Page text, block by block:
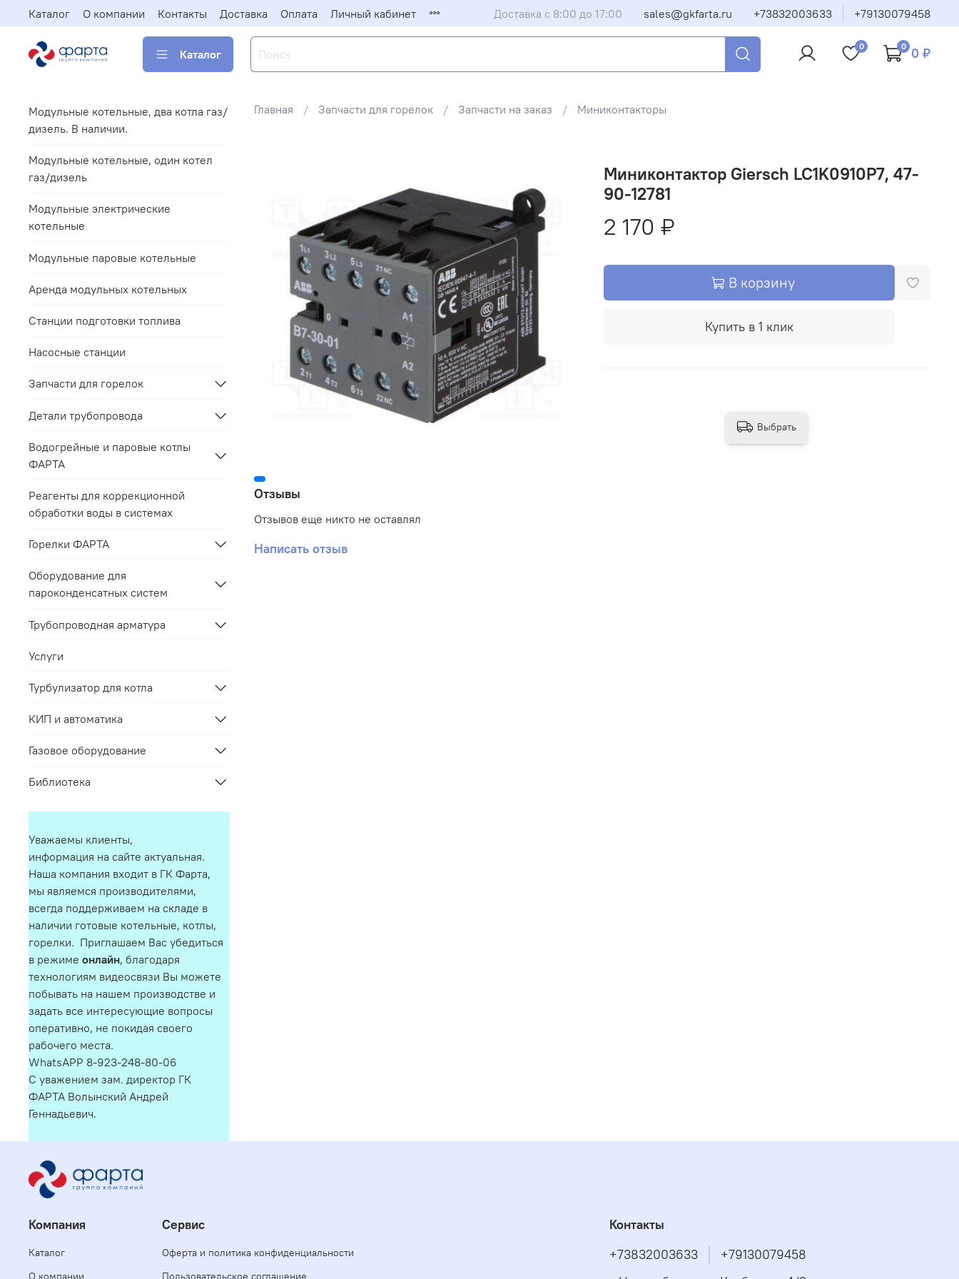
Каталог О компании Контакты Доставка Оплата Личный кабинет Доставка с 8:00 до 17:00 sales@gkfarta.ru +73832003633 +79130079458
Каталог
0 0 0 ₽
Главная Запчасти для горелок Запчасти на заказ Миниконтакторы
Миниконтактор Giersch LC1K0910P7, 47-
90-12781
2 170 ₽
В корзину
Купить в 1 клик
Отзывы
Отзывов еще никто не оставлял
Написать отзыв
Выбрать
Модульные котельные, два котла газ/
дизель. В наличии.
Модульные котельные, один котел
газ/дизель
Модульные электрические
котельные
Модульные паровые котельные
Аренда модульных котельных
Станции подготовки топлива
Насосные станции
Запчасти для горелок
Детали трубопровода
Водогрейные и паровые котлы
ФАРТА
Реагенты для коррекционной
обработки воды в системах
Горелки ФАРТА
Оборудование для
пароконденсатных систем
Трубопроводная арматура
Услуги
Турбулизатор для котла
КИП и автоматика
Газовое оборудование
Библиотека
Уважаемы клиенты,
информация на сайте актуальная.
Наша компания входит в ГК Фарта,
мы являемся производителями,
всегда поддерживаем на складе в
наличии готовые котельные, котлы,
горелки. Приглашаем Вас убедиться
в режиме онлайн, благодаря
технологиям видеосвязи Вы можете
побывать на нашем производстве и
задать все интересующие вопросы
оперативно, не покидая своего
рабочего места.
WhatsAPP 8-923-248-80-06
С уважением зам. директор ГК
ФАРТА Волынский Андрей
Геннадьевич.
Компания
Каталог
О компании
Сервис
Оферта и политика конфиденциальности
Пользовательское соглашение
Контакты
+73832003633
+79130079458